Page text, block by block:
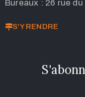
Bureaux : 26 rue
S'Y RENDRE